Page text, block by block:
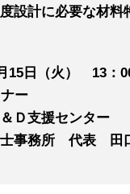
設計に必要な材料
15 日（火） 13：
ー
Ｄ支援センター
事務所 代表 田